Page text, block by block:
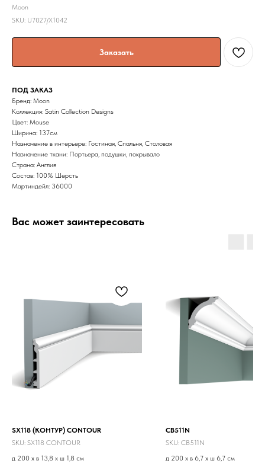
Moon
SKU: U7027/X1042
Заказать
ПОД ЗАКАЗ
Бренд: Moon
Коллекция: Satin Collection Designs
Цвет: Mouse
Ширина: 137cм
Назначение в интерьере: Гостиная, Спальня, Столовая
Назначение ткани: Портьера, подушки, покрывало
Страна: Англия
Состав: 100% Шерсть
Мартиндейл: 36000
Вас может заинтересовать
SX118 (КОНТУР) CONTOUR
SKU: SX118 CONTOUR
д 200 x в 13,8 x ш 1,8 см
CB511N
SKU: CB511N
д 200 x в 6,7 x ш 6,7 см